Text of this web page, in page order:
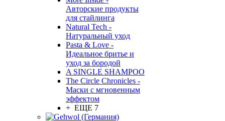
Авторские продукты
для стайлинга
Natural Tech -
Натуральный уход
Pasta & Love -
Идеальное бритье и
уход за бородой
A SINGLE SHAMPOO
The Circle Chronicles -
Маски с мгновенным
эффектом
+ ЕЩЕ 7